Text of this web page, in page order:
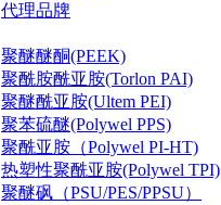
代理品牌
聚醚醚酮(PEEK)
聚酰胺酰亚胺(Torlon PAI)
聚醚酰亚胺(Ultem PEI)
聚苯硫醚(Polywel PPS)
聚酰亚胺（Polywel PI-HT)
热塑性聚酰亚胺(Polywel TPI)
聚醚砜（PSU/PES/PPSU）